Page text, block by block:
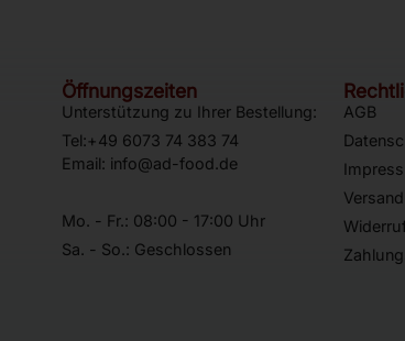
Öffnungszeiten
Unterstützung zu Ihrer Bestellung:
Tel:+49 6073 74 383 74
Email: info@ad-food.de
Mo. - Fr.: 08:00 - 17:00 Uhr
Sa. - So.: Geschlossen
AGB